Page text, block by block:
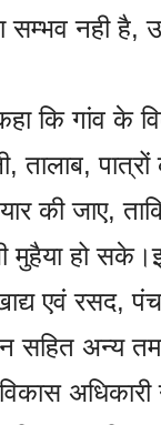
सम्भव नही है,
कि गांव के
पात्रों
की जाए,
हो
एवं रसद,
सहित अन्य